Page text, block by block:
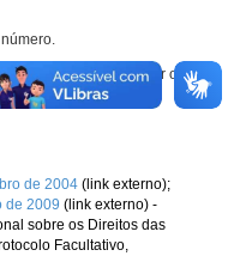
que explicam melhor o
nos sites da
de 2004 (link externo);
de 2009 (link externo) -
sobre os Direitos das
Facultativo,